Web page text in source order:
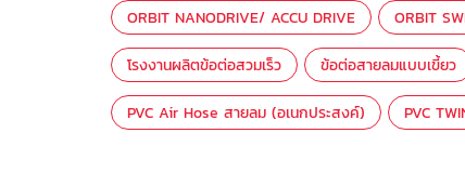
ORBIT NANODRIVE/ ACCU DRIVE ORBIT
โรงงานผลิตข้อต่อสวมเร็ว ข้อต่อสายลมแบบเขี้ยว
PVC Air Hose สายลม (อเนกประสงค์) PVC